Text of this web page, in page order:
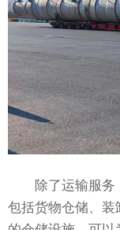
除了运输服务，
包括货物仓储、